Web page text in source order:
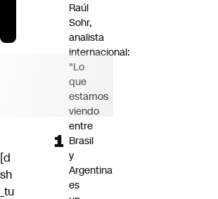
[d
sh
_tu
Raúl
Sohr,
analista
internacional:
"Lo
que
estamos
viendo
entre
Brasil
y
Argentina
es